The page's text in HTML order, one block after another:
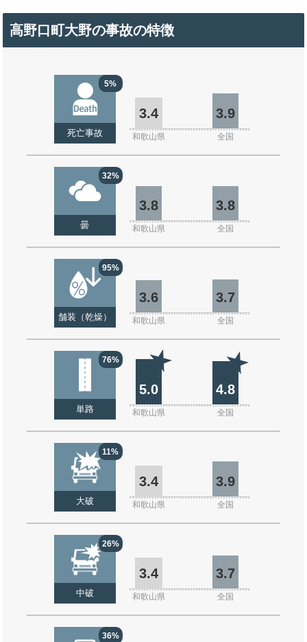
高野口町大野の事故の特徴
5%
死亡事故
3.4 3.9
和歌山県 全国
32%
曇
3.8 3.8
和歌山県 全国
95%
舗装（乾燥）
3.6 3.7
和歌山県 全国
76%
単路
5.0 4.8
和歌山県 全国
11%
大破
3.4 3.9
和歌山県 全国
26%
中破
3.4 3.7
和歌山県 全国
36%